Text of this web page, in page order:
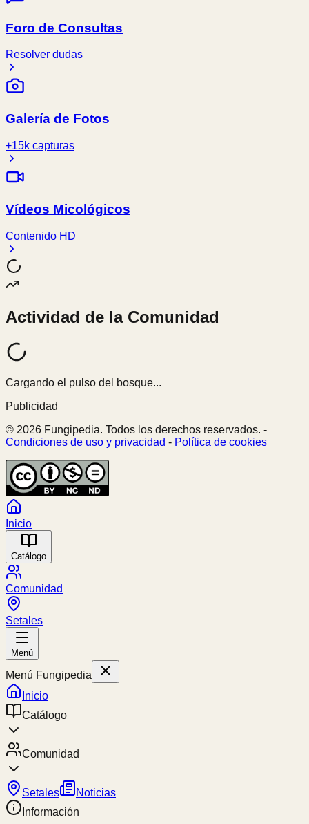
Foro de Consultas
Resolver dudas
Galería de Fotos
+15k capturas
Vídeos Micológicos
Contenido HD
Actividad de la Comunidad
Cargando el pulso del bosque...
Publicidad
© 2026 Fungipedia. Todos los derechos reservados. -
Condiciones de uso y privacidad - Política de cookies
Inicio
Catálogo
Comunidad
Setales
Menú
Menú Fungipedia
Inicio
Catálogo
Comunidad
Setales
Noticias
Información